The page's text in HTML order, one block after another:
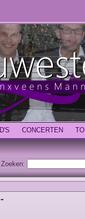
CONCERTEN
Zoeken: